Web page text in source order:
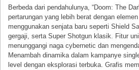
Berbeda dari pendahulunya, “Doom: The
pertarungan yang lebih berat dengan
menggunakan senjata baru seperti Shield
gergaji, serta Super Shotgun klasik. Fitur
menunggangi naga cybernetic dan
Menambah dinamika dalam kampanye
level dengan eksplorasi terbuka. Grafis